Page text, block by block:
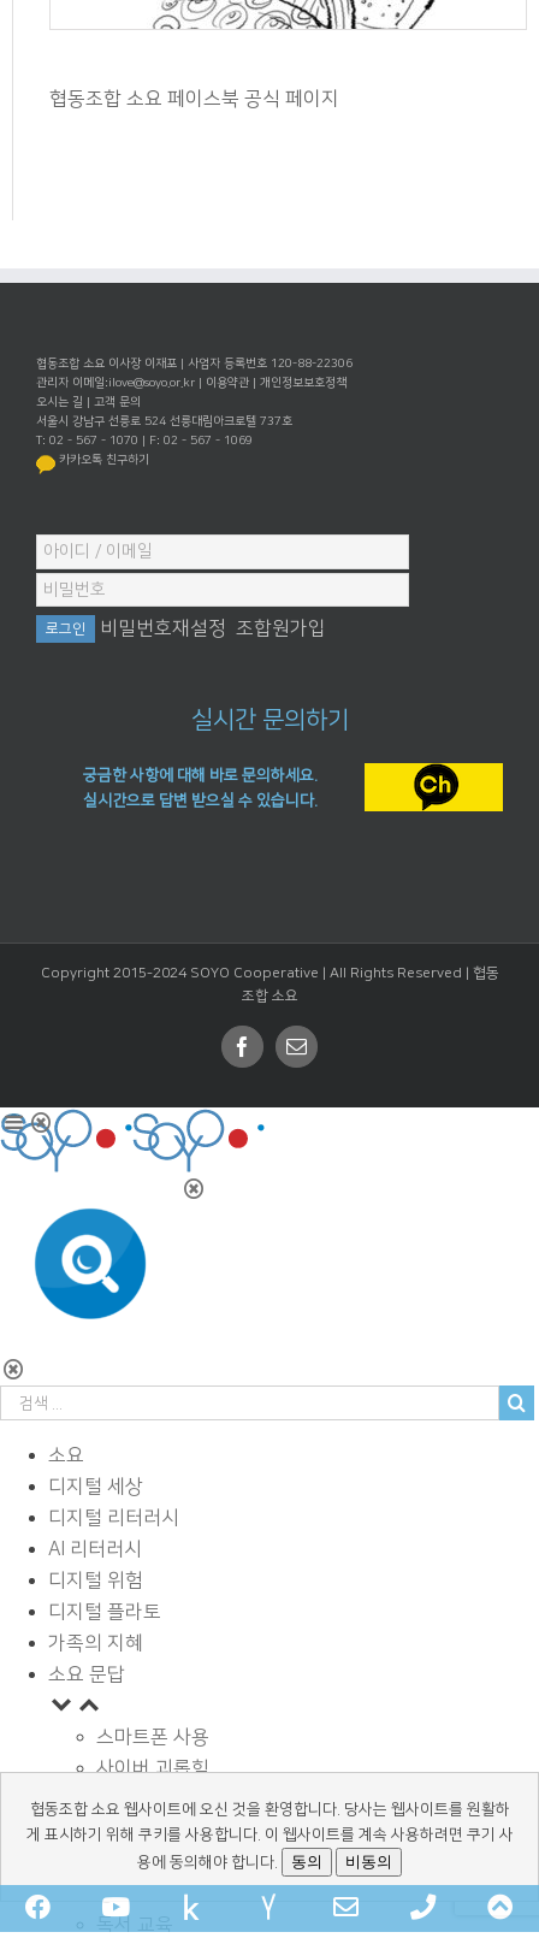
협동조합 소요 페이스북 공식 페이지
협동조합 소요 이사장 이재포 | 사업자 등록번호 120-88-22306
관리자 이메일:ilove@soyo.or.kr | 이용약관 | 개인정보보호정책
오시는 길 | 고객 문의
서울시 강남구 선릉로 524 선릉대림아크로텔 737호
T: 02 - 567 - 1070 | F: 02 - 567 - 1069
카카오톡 친구하기
비밀번호재설정 조합원가입
실시간 문의하기
궁금한 사항에 대해 바로 문의하세요.
실시간으로 답변 받으실 수 있습니다.
Copyright 2015-2024 SOYO Cooperative | All Rights Reserved | 협동
조합 소요
Facebook
Email
소요
디지털 세상
디지털 리터러시
AI 리터러시
디지털 위험
디지털 플라토
가족의 지혜
소요 문답
스마트폰 사용
사이버 괴롭힘
페이스북과 SNS
디지털과 학습
광고 바로알기
정보보호와 안전
독서 교육
FacebookYouTube kakaochannel
Naver- Email Phone
협동조합 소요 웹사이트에 오신 것을 환영합니다. 당사는 웹사이트를 원활하
게 표시하기 위해 쿠키를 사용합니다. 이 웹사이트를 계속 사용하려면 쿠기 사
용에 동의해야 합니다.
동의 비동의